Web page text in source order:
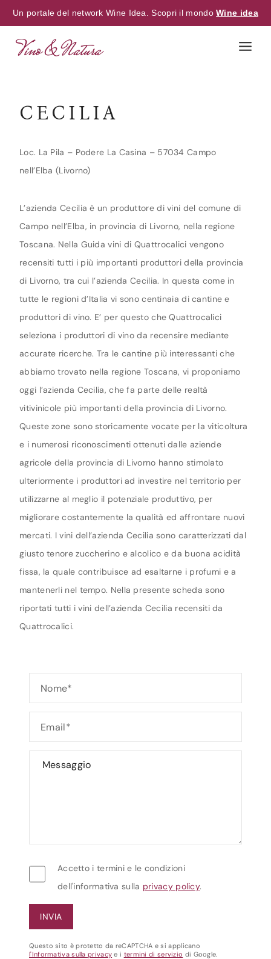
Un portale del network Wine Idea. Scopri il mondoWine idea
CECILIA
Loc. La Pila – Podere La Casina – 57034 Campo
nell’Elba (Livorno)
L’azienda Cecilia è un produttore di vini del comune di
Campo nell’Elba, in provincia di Livorno, nella regione
Toscana. Nella Guida vini di Quattrocalici vengono
recensiti tutti i più importanti produttori della provincia
di Livorno, tra cui l’azienda Cecilia. In questa come in
tutte le regioni d’Italia vi sono centinaia di cantine e
produttori di vino. E’ per questo che Quattrocalici
seleziona i produttori di vino da recensire mediante
accurate ricerche. Tra le cantine più interessanti che
abbiamo trovato nella regione Toscana, vi proponiamo
oggi l’azienda Cecilia, che fa parte delle realtà
vitivinicole più importanti della provincia di Livorno.
Queste zone sono storicamente vocate per la viticoltura
e i numerosi riconoscimenti ottenuti dalle aziende
agricole della provincia di Livorno hanno stimolato
ulteriormente i produttori ad investire nel territorio per
utilizzarne al meglio il potenziale produttivo, per
migliorare costantemente la qualità ed affrontare nuovi
mercati. I vini dell’azienda Cecilia sono caratterizzati dal
giusto tenore zuccherino e alcolico e da buona acidità
fissa, la quale contribuisce ad esaltarne i profumi e a
mantenerli nel tempo. Nella presente scheda sono
riportati tutti i vini dell’azienda Cecilia recensiti da
Quattrocalici.
Accetto i termini e le condizioni
dell'informativa sulla privacy policy.
Questo sito è protetto da reCAPTCHA e si applicano
l'Informativa sulla privacy e i termini di servizio di Google.